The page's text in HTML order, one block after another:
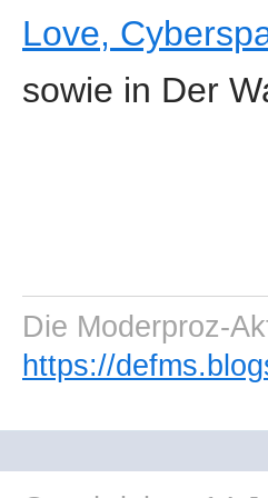
Love,
sowie in Der
Die Moderproz-
https://